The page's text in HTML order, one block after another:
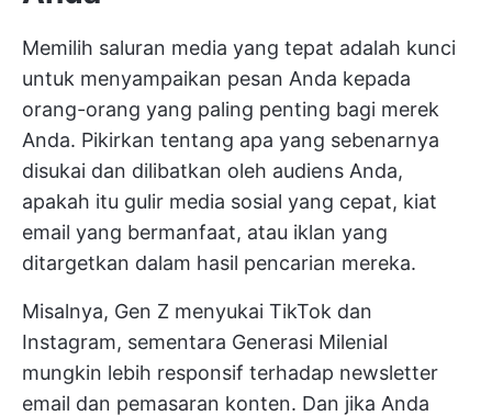
Memilih saluran media yang tepat adalah kunci
untuk menyampaikan pesan Anda kepada
orang-orang yang paling penting bagi merek
Anda. Pikirkan tentang apa yang sebenarnya
disukai dan dilibatkan oleh audiens Anda,
apakah itu gulir media sosial yang cepat, kiat
email yang bermanfaat, atau iklan yang
ditargetkan dalam hasil pencarian mereka.
Misalnya, Gen Z menyukai TikTok dan
Instagram, sementara Generasi Milenial
mungkin lebih responsif terhadap newsletter
email dan pemasaran konten. Dan jika Anda